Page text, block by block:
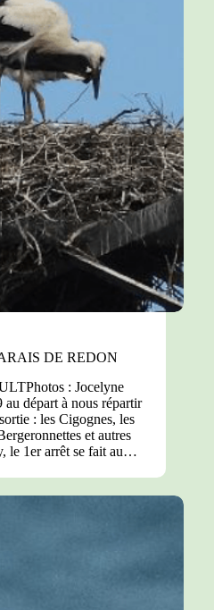
DE REDON
: Jocelyne
départ à nous répartir
: les Cigognes, les
et autres
le 1er arrêt se fait au…